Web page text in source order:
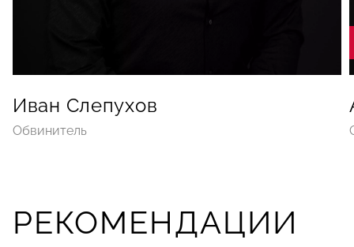
Иван Слепухов
Обвинитель
РЕКОМЕНДАЦИИ